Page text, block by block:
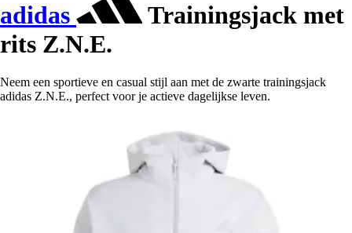
adidas
Trainingsjack met
rits Z.N.E.
Neem een sportieve en casual stijl aan met de zwarte trainingsjack
adidas Z.N.E., perfect voor je actieve dagelijkse leven.